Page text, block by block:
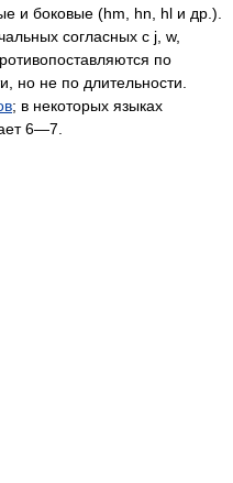
и боковые (hm, hn, hl и др.).
согласных с j, w,
по
но не по длительности.
; в некоторых языках
6—7.